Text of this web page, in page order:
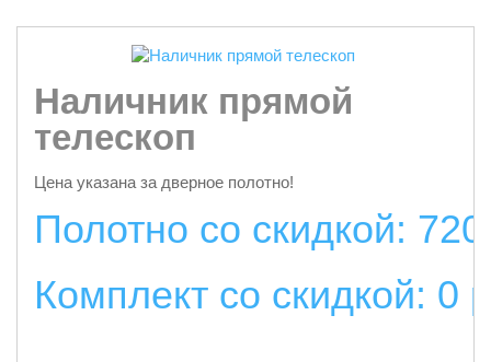
Наличник прямой
телескоп
Цена указана за дверное полотно!
Полотно со скидкой:
Комплект со скидкой: 0